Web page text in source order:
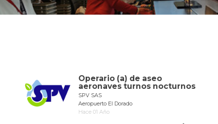
Operario (a) de aseo
aeronaves turnos nocturnos
SPV SAS
Aeropuerto El Dorado
Hace 01 Año